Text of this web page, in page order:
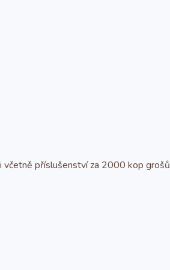
příslušenství za 2000 kop grošů